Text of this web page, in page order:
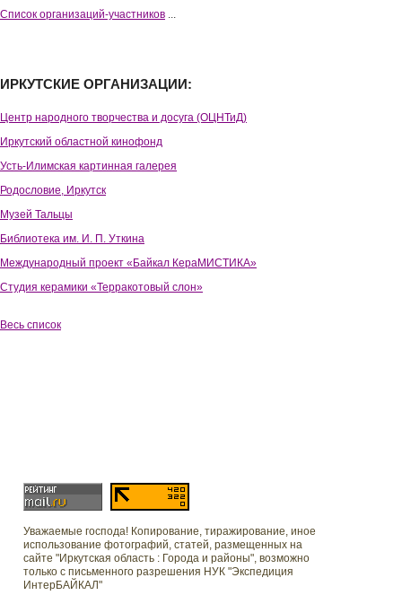
Cписок организаций-участников ...
ИРКУТСКИЕ ОРГАНИЗАЦИИ:
Центр народного творчества и досуга (ОЦНТиД)
Иркутский областной кинофонд
Усть-Илимская картинная галерея
Родословие, Иркутск
Музей Тальцы
Библиотека им. И. П. Уткина
Международный проект «Байкал КераМИСТИКА»
Студия керамики «Терракотовый слон»
Весь список
Уважаемые господа! Копирование, тиражирование, иное
использование фотографий, статей, размещенных на
сайте "Иркутская область : Города и районы", возможно
только с письменного разрешения НУК "Экспедиция
ИнтерБАЙКАЛ"